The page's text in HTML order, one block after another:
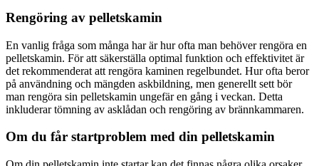
Rengöring av pelletskamin
En vanlig fråga som många har är hur ofta man behöver rengöra en
pelletskamin. För att säkerställa optimal funktion och effektivitet är
det rekommenderat att rengöra kaminen regelbundet. Hur ofta beror
på användning och mängden askbildning, men generellt sett bör
man rengöra sin pelletskamin ungefär en gång i veckan. Detta
inkluderar tömning av asklådan och rengöring av brännkammaren.
Om du får startproblem med din pelletskamin